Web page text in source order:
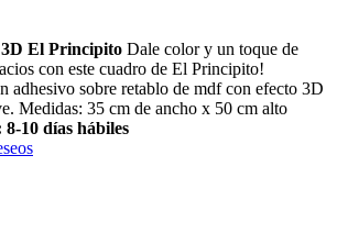
El Principito Dale color y un toque de
con este cuadro de El Principito!
adhesivo sobre retablo de mdf con efecto 3D
Medidas: 35 cm de ancho x 50 cm alto
10 días hábiles